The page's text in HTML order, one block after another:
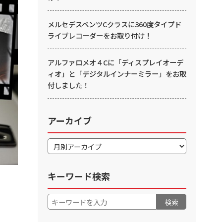
メルセデスベンツCクラスに360度タイプド
ライブレコーダーをお取り付け！
アルファロメオ４Cに「ディスプレイオーデ
ィオ」と「デジタルインナーミラー」をお取
付しました！
アーカイブ
キーワード検索
検索